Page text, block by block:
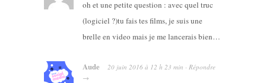
oh et une petite question : avec quel truc
(logiciel ?)tu fais tes films, je suis une
brelle en video mais je me lancerais bien…
Aude 20 juin 2016 à 12 h 23 min · Répondre
→